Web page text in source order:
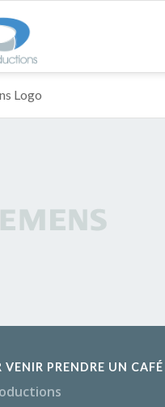
Logo
VENIR PRENDRE UN CAFÉ